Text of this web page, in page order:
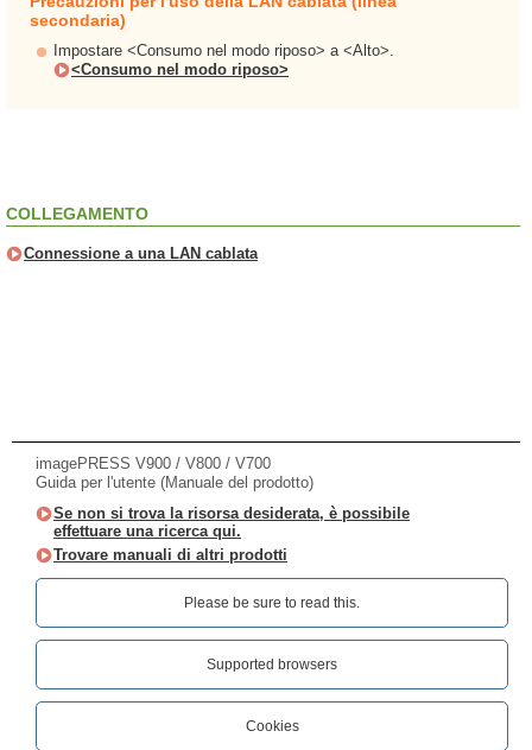
secondaria)
Impostare <Consumo nel modo riposo> a <Alto>.
<Consumo nel modo riposo>
COLLEGAMENTO
Connessione a una LAN cablata
imagePRESS V900 / V800 / V700
Guida per l'utente (Manuale del prodotto)
Se non si trova la risorsa desiderata, è possibile
effettuare una ricerca qui.
Trovare manuali di altri prodotti
Please be sure to read this.‎
Supported browsers
Cookies